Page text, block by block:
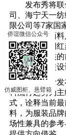
发布秀将联
司、海宁天一
限公司等7家国
家中国流行面
师王培沂、胡
流行趋势为核
料设计与服装设
创新设计发布
料流行趋势为
式，诠释当前
料，为服装品
场性兼具的参
×
侨谊微信公众号
仿威图柜、悬臂箱